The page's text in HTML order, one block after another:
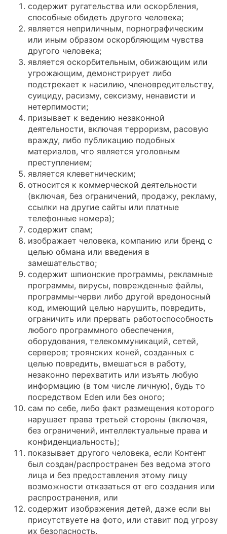
содержит ругательства или оскорбления,
способные обидеть другого человека;
является неприличным, порнографическим
или иным образом оскорбляющим чувства
другого человека;
является оскорбительным, обижающим или
угрожающим, демонстрирует либо
подстрекает к насилию, членовредительству,
суициду, расизму, сексизму, ненависти и
нетерпимости;
призывает к ведению незаконной
деятельности, включая терроризм, расовую
вражду, либо публикацию подобных
материалов, что является уголовным
преступлением;
является клеветническим;
относится к коммерческой деятельности
(включая, без ограничений, продажу, рекламу,
ссылки на другие сайты или платные
телефонные номера);
содержит спам;
изображает человека, компанию или бренд с
целью обмана или введения в
замешательство;
содержит шпионские программы, рекламные
программы, вирусы, поврежденные файлы,
программы-черви либо другой вредоносный
код, имеющий целью нарушить, повредить,
ограничить или прервать работоспособность
любого программного обеспечения,
оборудования, телекоммуникаций, сетей,
серверов; троянских коней, созданных с
целью повредить, вмешаться в работу,
незаконно перехватить или изъять любую
информацию (в том числе личную), будь то
посредством Eden или без оного;
сам по себе, либо факт размещения которого
нарушает права третьей стороны (включая,
без ограничений, интеллектуальные права и
конфиденциальность);
показывает другого человека, если Контент
был создан/распространен без ведома этого
лица и без предоставления этому лицу
возможности отказаться от его создания или
распространения, или
содержит изображения детей, даже если вы
присутствуете на фото, или ставит под угрозу
их безопасность.